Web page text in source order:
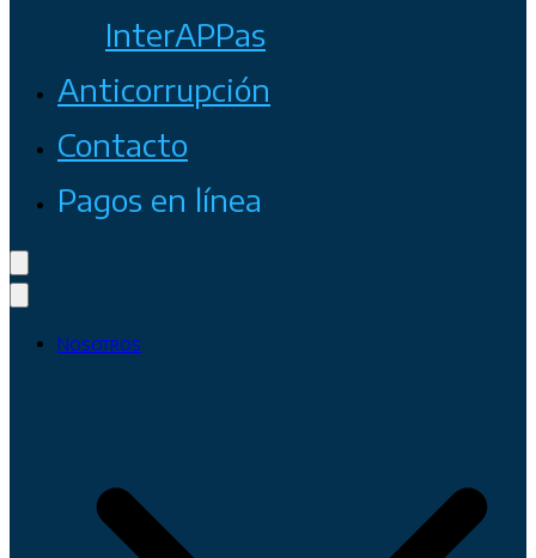
InterAPPas
Anticorrupción
Contacto
Pagos en línea
Nosotros